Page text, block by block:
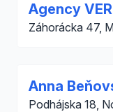
Agency
Záhorácka 47,
Anna
Podhájska 18,